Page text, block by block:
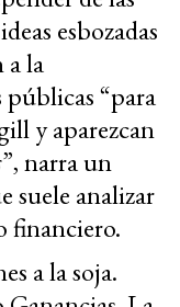
esbozadas
a la
públicas “para
y aparezcan
”, narra un
suele analizar
financiero.
a la soja.